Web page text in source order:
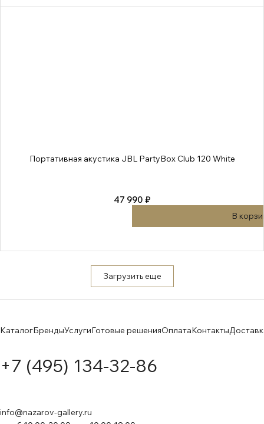
Портативная акустика JBL PartyBox Club 120 White
47 990 ₽
В
Загрузить еще
КаталогБрендыУслугиГотовые решенияОплатаКонтакты
+7 (495) 134-32-86
info@nazarov-gallery.ru